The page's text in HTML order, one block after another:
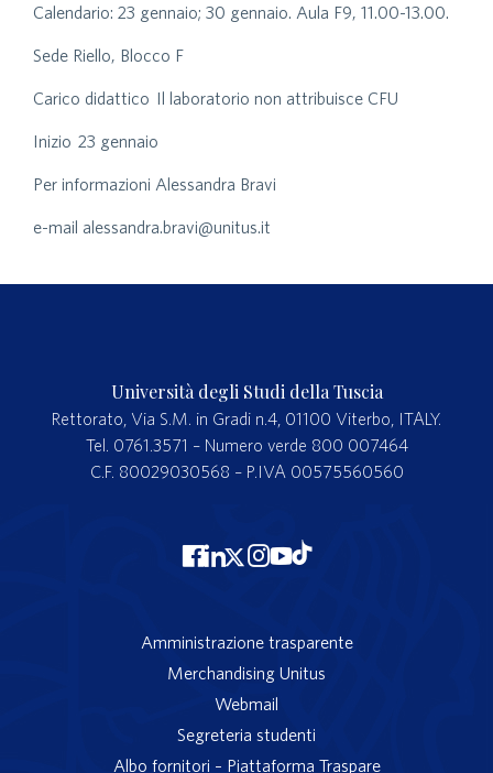
Calendario: 23 gennaio; 30 gennaio. Aula F9, 11.00-13.00.
Sede Riello, Blocco F
Carico didattico Il laboratorio non attribuisce CFU
Inizio 23 gennaio
Per informazioni Alessandra Bravi
e-mail alessandra.bravi@unitus.it
Università degli Studi della Tuscia
Rettorato, Via S.M. in Gradi n.4, 01100 Viterbo, ITALY.
Tel. 0761.3571 – Numero verde 800 007464
C.F. 80029030568 – P.IVA 00575560560
Amministrazione trasparente
Merchandising Unitus
Webmail
Segreteria studenti
Albo fornitori – Piattaforma Traspare